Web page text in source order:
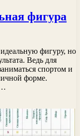
фигура
фигуру, но
Ведь для
спортом и
форме.